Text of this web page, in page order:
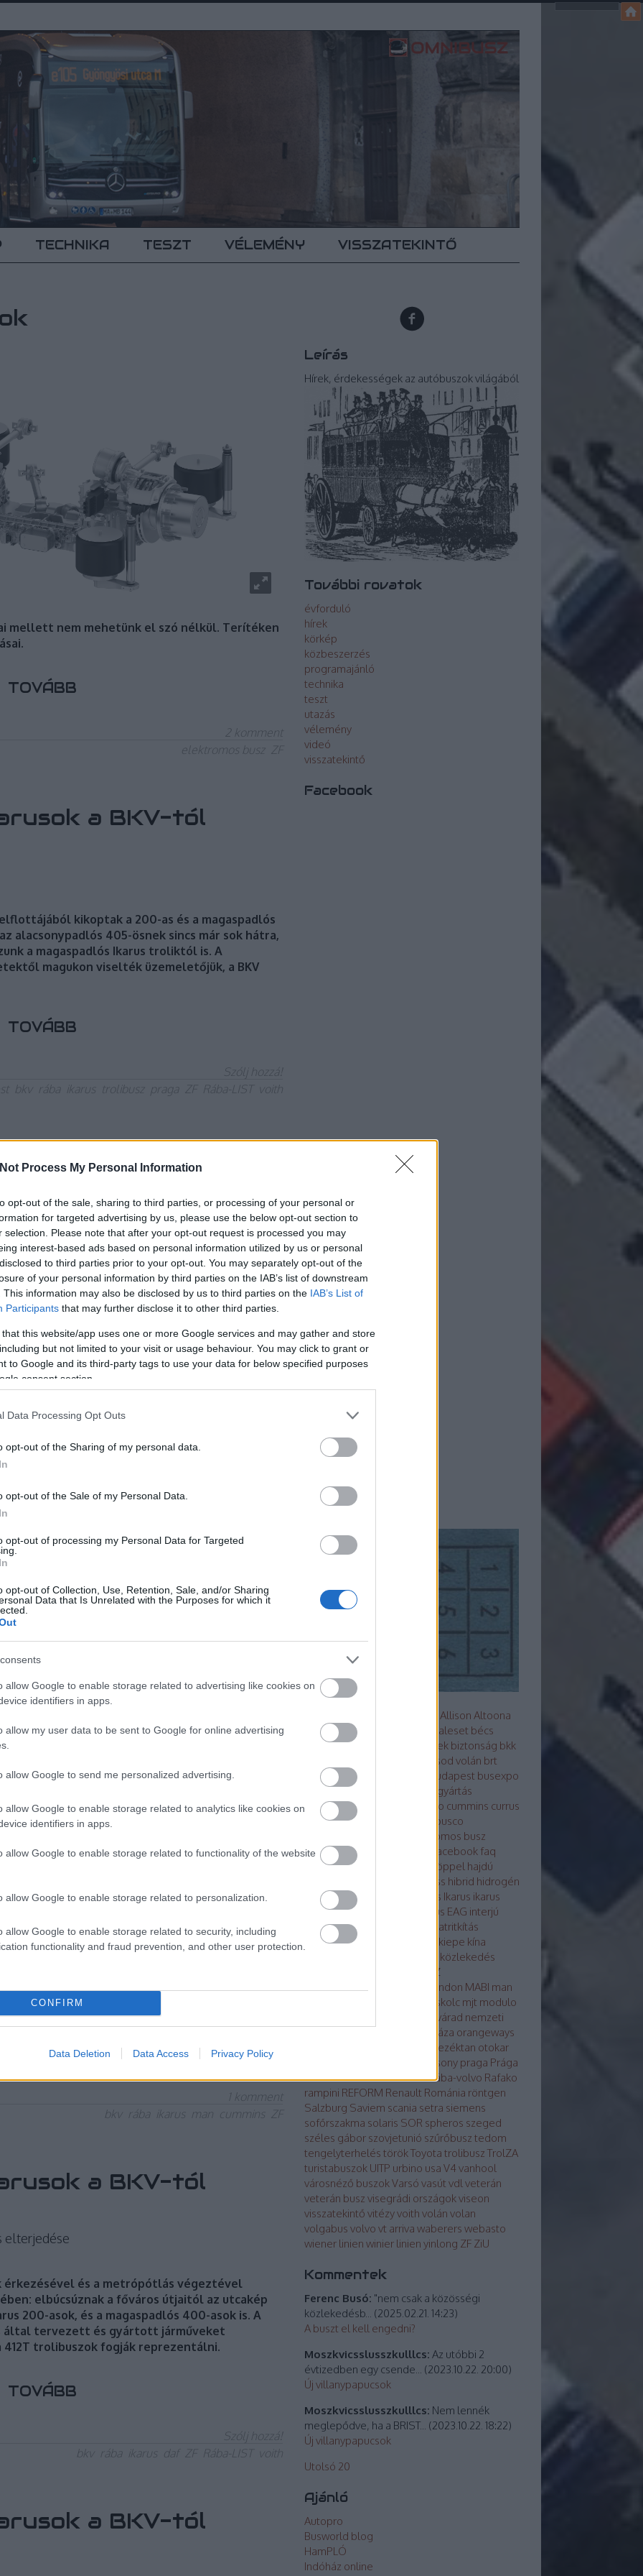
Process My Personal Information
opt-out of the sale, sharing to third parties, or processing of your personal or
for targeted advertising by us, please use the below opt-out section to
selection. Please note that after your opt-out request is processed you may
interest-based ads based on personal information utilized by us or personal
to third parties prior to your opt-out. You may separately opt-out of the
of your personal information by third parties on the IAB’s list of downstream
This information may also be disclosed by us to third parties on the IAB’s List of
Participants that may further disclose it to other third parties.
that this website/app uses one or more Google services and may gather and store
but not limited to your visit or usage behaviour. You may click to grant or
to Google and its third-party tags to use your data for below specified purposes
consent section.
Data Processing Opt Outs
opt-out of the Sharing of my personal data.
opt-out of the Sale of my Personal Data.
opt-out of processing my Personal Data for Targeted
opt-out of Collection, Use, Retention, Sale, and/or Sharing
Data that Is Unrelated with the Purposes for which it
allow Google to enable storage related to advertising like cookies on
identifiers in apps.
allow my user data to be sent to Google for online advertising
allow Google to send me personalized advertising.
allow Google to enable storage related to analytics like cookies on
identifiers in apps.
allow Google to enable storage related to functionality of the website
allow Google to enable storage related to personalization.
allow Google to enable storage related to security, including
functionality and fraud prevention, and other user protection.
CONFIRM
Data Deletion Data Access Privacy Policy
TECHNIKA TESZT VÉLEMÉNY VISSZATEKINTŐ
mellett nem mehetünk el szó nélkül. Terítéken
TOVÁBB
2 komment
elektromos busz
ZF
a BKV-tól
kikoptak a 200-as és a magaspadlós
alacsonypadlós 405-ösnek sincs már sok hátra,
a magaspadlós Ikarus troliktól is. A
magukon viselték üzemeletőjük, a BKV
TOVÁBB
Szólj hozzá!
bkv rába ikarus trolibusz praga ZF Rába-LIST voith
a BKV-tól
volna történnie, ma, azaz 2022. november
dízel Ikarusok. A régi technikáért
találkozhatnak velük. Vagy a
még odébb van a búcsú, bár 2023-at nagy
fogják befejezni.
TOVÁBB
budapest bkv ikarus trolibusz ganz kiepe ZiU
a BKV-tól
érkezésével és a metrópótlás végeztével
elbúcsúznak a főváros útjaitól az utcakép
200-asok, és a magaspadlós 400-asok is. A
és a 435-ösöktől pénteken elbúcsúztunk, a
búcsúzunk, és a magaspadlós trolik búcsúja
20 éve halott Ikarus által tervezett és gyártott
esek és a 412T trolibuszok fogják
TOVÁBB
1 komment
bkv
rába ikarus man cummins ZF
a BKV-tól
elterjedése
érkezésével és a metrópótlás végeztével
elbúcsúznak a főváros útjaitól az utcakép
200-asok, és a magaspadlós 400-asok is. A
által tervezett és gyártott járműveket
412T trolibuszok fogják reprezentálni.
TOVÁBB
Szólj hozzá!
bkv
rába ikarus daf ZF Rába-LIST voith
a BKV-tól
Leírás
Hírek, érdekességek az autóbuszok világából
További rovatok
évforduló
hírek
körkép
közbeszerzés
programajánló
technika
teszt
utazás
vélemény
videó
visszatekintő
Facebook
Allison Altoona
amz
arc ARRIVAL baleset bécs
bemutató
beszerzések biztonság bkk
borsod volán brt
búcsú
Búcsú a korelnöktől budapest busexpo
busworldbuszfesztivál
buszgyártás
buszsofőrbvg credo cummins currus
debrecen
Ebusco
elektromos busz
Elektro tudástár
facebook faq
futárganzgeneral motors göppel hajdú
hess hibrid hidrogén
hírek hispano ikarbus Ikarus ikarus
Ikarus200 50
Ikarus EAG interjú
irisbusirizar
járatritkítás
Kaposvárkarsan kiepe kína
közlekedés
LAZ
légkondicionálás
london MABI man
miskolc mjt modulo
Nagyvárad nemzeti
nyíregyháza orangeways
Orosz busznevezéktan otokar
Pozsony praga Prága
rábaRába-LISTRába-MVGrába-volvo Rafako
rampini REFORM Renault Románia röntgen
Salzburg Saviem scania setra siemens
sofőrszakma solaris SOR spheros szeged
széles gábor szovjetunió szűrőbusz tedom
tengelyterhelés törökToyota trolibusz TrolZA
turistabuszok UITP urbino usa V4 vanhool
városnéző buszokVarsó vasút vdlveterán
veterán busz visegrádi országokviseon
visszatekintő vitézyvoith volán volan
volgabus volvo vt arriva waberers webasto
wiener linien winier linien yinlong ZF ZiU
Kommentek
Ferenc Busó: "nem csak a közösségi
közlekedésb... (2025.02.21. 14:23)
A buszt el kell engedni?
Moszkvicsslusszkulllcs: Az utóbbi 2
évtizedben egy csende... (2023.10.22. 20:00)
Új villanypapucsok
Moszkvicsslusszkulllcs: Nem lennék
meglepődve, ha a BRIST... (2023.10.22. 18:22)
Új villanypapucsok
Utolsó 20
Ajánló
Autopro
Busworld blog
HamPLÓ
Indóház online